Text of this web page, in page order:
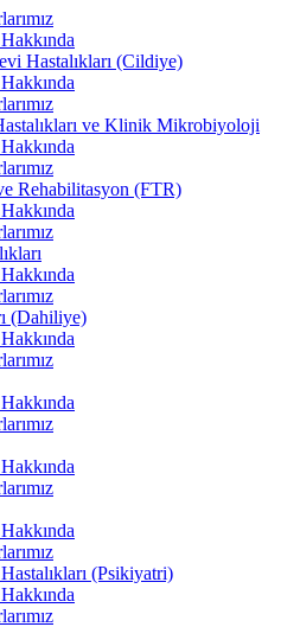
Hastalıkları (Cildiye)
ve Klinik Mikrobiyoloji
Rehabilitasyon (FTR)
(Dahiliye)
(Psikiyatri)